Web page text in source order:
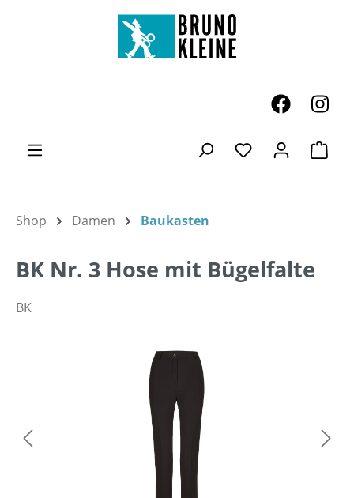
Zum Hauptinhalt springen
Du hast 0
Shop Damen Baukasten
BK Nr. 3 Hose mit Bügelfalte
BK
Bildergalerie überspringen